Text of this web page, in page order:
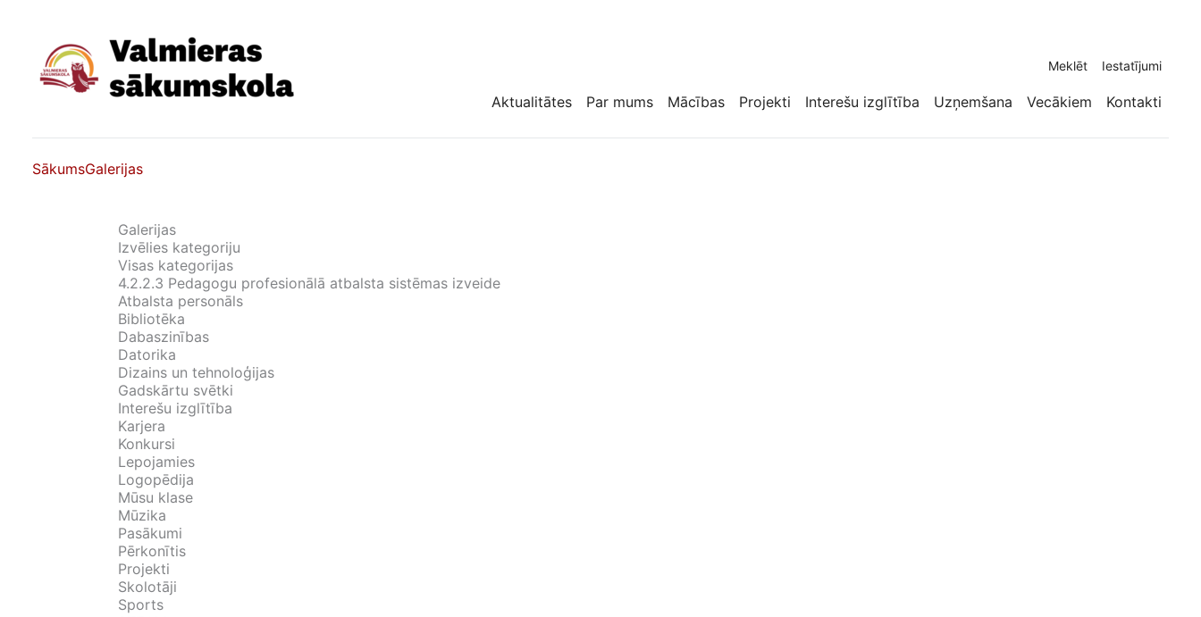
Meklēt Iestatījumi
Aktualitātes Par mums Mācības Projekti Interešu izglītība Uzņemšana Vecākiem Kontakti
SākumsGalerijas
Galerijas
Izvēlies kategoriju
Visas kategorijas
4.2.2.3 Pedagogu profesionālā atbalsta sistēmas izveide
Atbalsta personāls
Bibliotēka
Dabaszinības
Datorika
Dizains un tehnoloģijas
Gadskārtu svētki
Interešu izglītība
Karjera
Konkursi
Lepojamies
Logopēdija
Mūsu klase
Mūzika
Pasākumi
Pērkonītis
Projekti
Skolotāji
Sports